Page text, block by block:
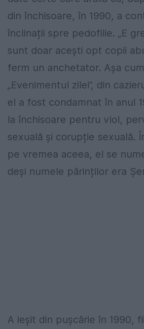
din închisoare, în 1990, a
înclinații spre pedofilie. „E
sunt doar acești opt copii
ferm un anchetator. Așa
„Evenimentul zilei”, din
el a fost condamnat în anul
la închisoare pentru viol,
sexuală și corupție sexuală.
pe vremea aceea, el se
deși numele părinților era
A ieșit din pușcărie în 1990,